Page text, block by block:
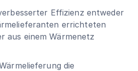
Effizienz entweder
errichteten
aus einem Wärmenetz
die